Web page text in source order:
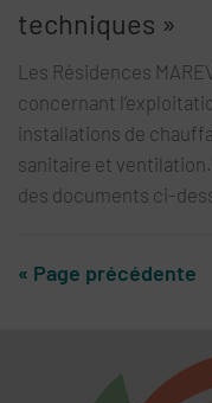
techniques »
Les Résidences
concernant
installations de
sanitaire et
des documents ci-
« Page précédente